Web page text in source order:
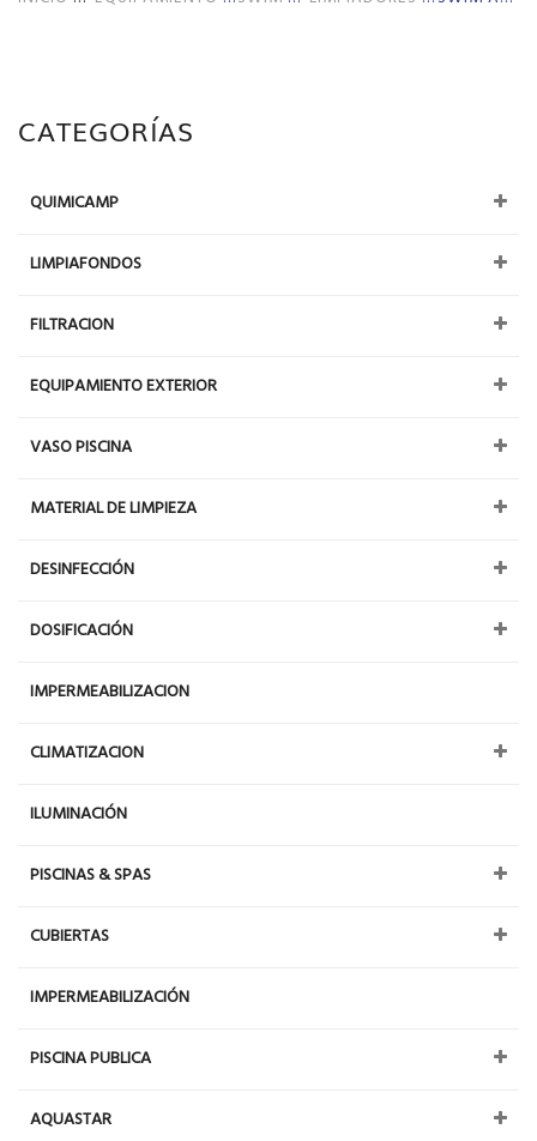
CATEGORÍAS
QUIMICAMP
LIMPIAFONDOS
FILTRACION
EQUIPAMIENTO EXTERIOR
VASO PISCINA
MATERIAL DE LIMPIEZA
DESINFECCIÓN
DOSIFICACIÓN
IMPERMEABILIZACION
CLIMATIZACION
ILUMINACIÓN
PISCINAS & SPAS
CUBIERTAS
IMPERMEABILIZACIÓN
PISCINA PUBLICA
AQUASTAR